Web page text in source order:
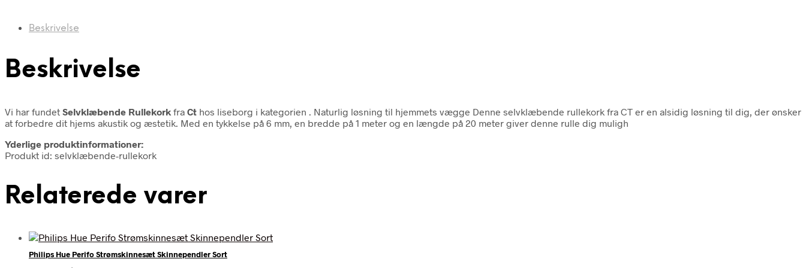
Beskrivelse
Beskrivelse
Vi har fundet Selvklæbende Rullekork fra Ct hos liseborg i kategorien
. Naturlig løsning til hjemmets vægge Denne selvklæbende rullekork fra CT er en alsidig løsning til dig, der ønsker
at forbedre dit hjems akustik og æstetik. Med en tykkelse på 6 mm, en bredde på 1 meter og en længde på 20 meter giver denne rulle dig muligh
Yderlige produktinformationer:
Produkt id: selvklæbende-rullekork
Relaterede varer
Philips Hue Perifo Strømskinnesæt Skinnependler Sort